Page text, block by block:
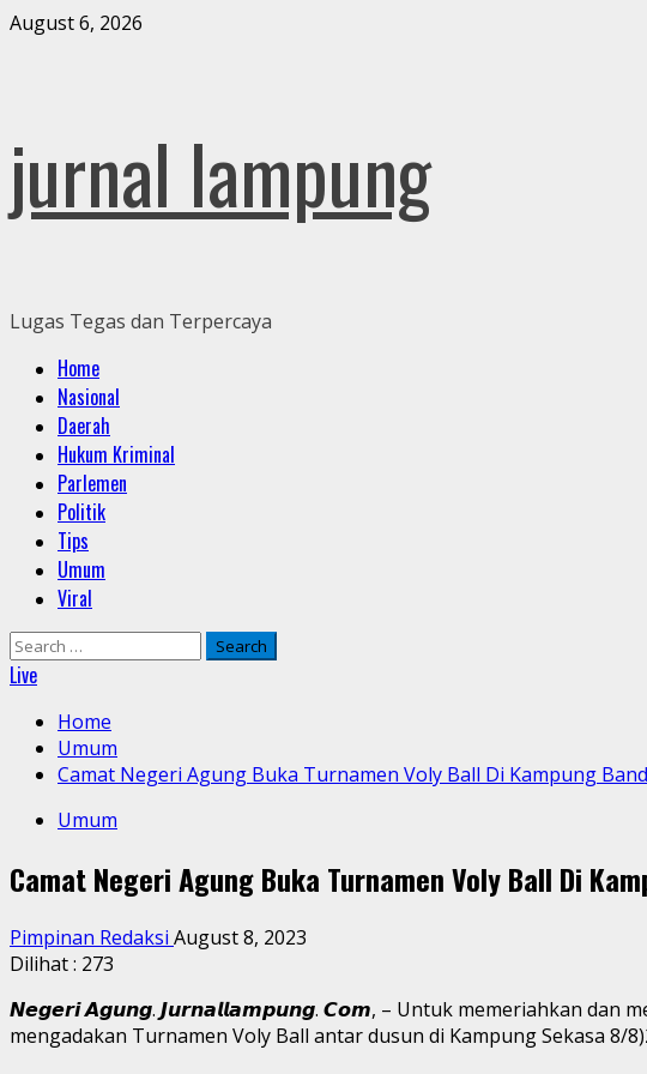
Skip
August 6, 2026
jurnal lampung
Lugas Tegas dan Terpercaya
Primary
Menu
Home
Nasional
Daerah
Hukum Kriminal
Parlemen
Politik
Tips
Umum
Viral
Search
for:
Live
Home
Umum
Camat Negeri Agung Buka Turnamen Voly Ball Di Kampung
Umum
Camat Negeri Agung Buka Turnamen Voly Ball Di
Pimpinan Redaksi August 8, 2023
Dilihat : 273
𝙉𝙚𝙜𝙚𝙧𝙞 𝘼𝙜𝙪𝙣𝙜. 𝙅𝙪𝙧𝙣𝙖𝙡𝙡𝙖𝙢𝙥𝙪𝙣𝙜. 𝘾𝙤𝙢, – Untuk memeriahkan dan
mengadakan Turnamen Voly Ball antar dusun di Kampung Sekasa 8/